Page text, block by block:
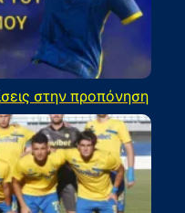
στην προπόνηση